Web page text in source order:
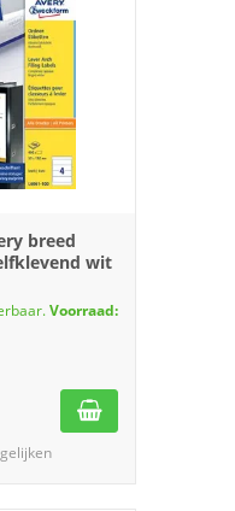
breed
wit
Voorraad: